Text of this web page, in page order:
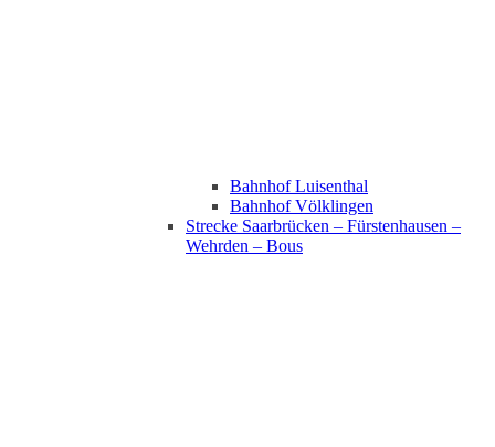
Bahnhof Luisenthal
Bahnhof Völklingen
Strecke Saarbrücken – Fürstenhausen –
Wehrden – Bous